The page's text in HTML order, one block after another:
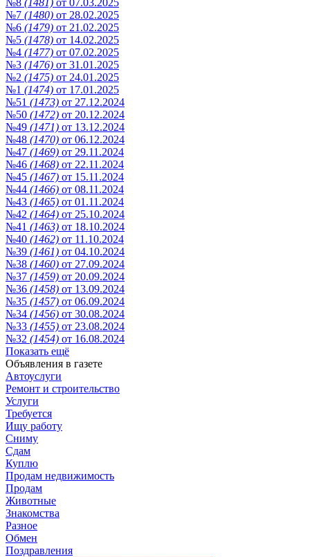
№7 (1480) от 28.02.2025
№6 (1479) от 21.02.2025
№5 (1478) от 14.02.2025
№4 (1477) от 07.02.2025
№3 (1476) от 31.01.2025
№2 (1475) от 24.01.2025
№1 (1474) от 17.01.2025
№51 (1473) от 27.12.2024
№50 (1472) от 20.12.2024
№49 (1471) от 13.12.2024
№48 (1470) от 06.12.2024
№47 (1469) от 29.11.2024
№46 (1468) от 22.11.2024
№45 (1467) от 15.11.2024
№44 (1466) от 08.11.2024
№43 (1465) от 01.11.2024
№42 (1464) от 25.10.2024
№41 (1463) от 18.10.2024
№40 (1462) от 11.10.2024
№39 (1461) от 04.10.2024
№38 (1460) от 27.09.2024
№37 (1459) от 20.09.2024
№36 (1458) от 13.09.2024
№35 (1457) от 06.09.2024
№34 (1456) от 30.08.2024
№33 (1455) от 23.08.2024
№32 (1454) от 16.08.2024
Показать ещё
Объявления в газете
Автоуслуги
Ремонт и строительство
Услуги
Требуется
Ищу работу
Сниму
Сдам
Куплю
Продам недвижимость
Продам
Животные
Знакомства
Разное
Обмен
Поздравления